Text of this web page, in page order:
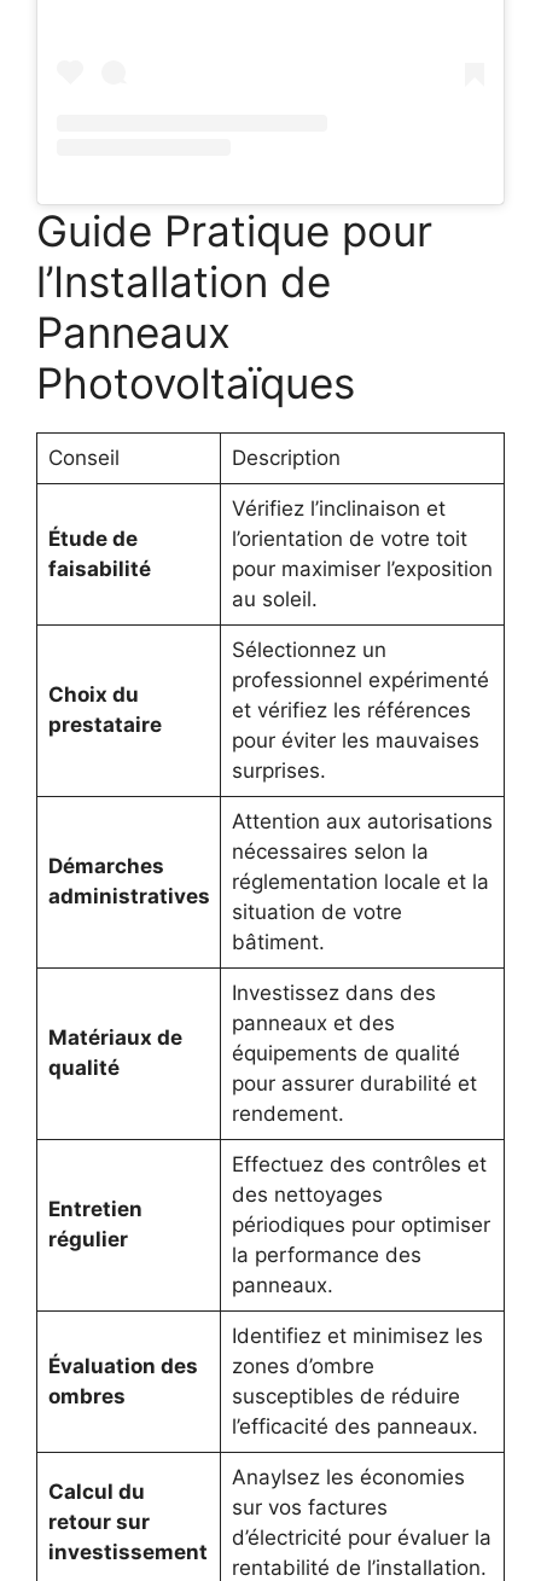
Guide Pratique pour
l’Installation de
Panneaux
Photovoltaïques
Conseil Description
Étude de
faisabilité
Vérifiez l’inclinaison et
l’orientation de votre toit
pour maximiser l’exposition
au soleil.
Choix du
prestataire
Sélectionnez un
professionnel expérimenté
et vérifiez les références
pour éviter les mauvaises
surprises.
Démarches
administratives
Attention aux autorisations
nécessaires selon la
réglementation locale et la
situation de votre
bâtiment.
Matériaux de
qualité
Investissez dans des
panneaux et des
équipements de qualité
pour assurer durabilité et
rendement.
Entretien
régulier
Effectuez des contrôles et
des nettoyages
périodiques pour optimiser
la performance des
panneaux.
Évaluation des
ombres
Identifiez et minimisez les
zones d’ombre
susceptibles de réduire
l’efficacité des panneaux.
Calcul du
retour sur
investissement
Anaylsez les économies
sur vos factures
d’électricité pour évaluer la
rentabilité de l’installation.